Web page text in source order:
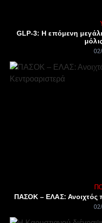
GLP-3: Η επόμενη
ΠΑΣΟΚ – ΕΛΑΣ: Ανοιχτός